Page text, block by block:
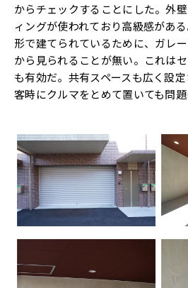
からチェックすることにした。外
ィングが使われており高級感があ
形で建てられているために、ガレ
から見られることが無い。これは
も有効だ。共有スペースも広く設
客時にクルマをとめて置いても問題